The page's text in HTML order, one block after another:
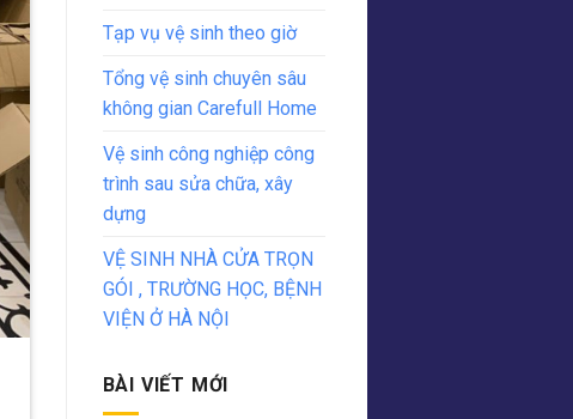
Tạp vụ vệ sinh theo giờ
Tổng vệ sinh chuyên sâu
không gian Carefull Home
Vệ sinh công nghiệp công
trình sau sửa chữa, xây
dựng
VỆ SINH NHÀ CỬA TRỌN
GÓI , TRƯỜNG HỌC, BỆNH
VIỆN Ở HÀ NỘI
BÀI VIẾT MỚI